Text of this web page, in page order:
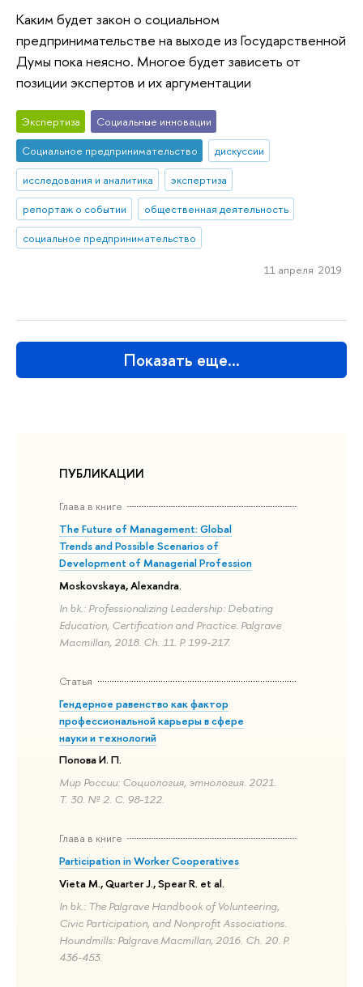
ПУБЛИКАЦИИ
Глава в книге
The Future of Management: Global
Trends and Possible Scenarios of
Development of Managerial Profession
Moskovskaya, Alexandra.
In bk.: Professionalizing Leadership: Debating
Education, Certification and Practice. Palgrave
Macmillan, 2018. Ch. 11. P. 199-217.
Статья
Гендерное равенство как фактор
профессиональной карьеры в сфере
науки и технологий
Попова И. П.
Мир России: Социология, этнология. 2021.
Т. 30. № 2. С. 98-122.
Глава в книге
Participation in Worker Cooperatives
Vieta M., Quarter J., Spear R. et al.
In bk.: The Palgrave Handbook of Volunteering,
Civic Participation, and Nonprofit Associations.
Houndmills: Palgrave Macmillan, 2016. Ch. 20. P.
436-453.
Каким будет закон о социальном
предпринимательстве на выходе из Государственной
Думы пока неясно. Многое будет зависеть от
позиции экспертов и их аргументации
Экспертиза
Социальные инновации
Социальное предпринимательство
дискуссии
исследования и аналитика
экспертиза
репортаж о событии
общественная деятельность
социальное предпринимательство
11 апреля 2019
Показать еще…